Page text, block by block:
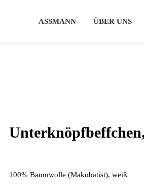
ASSMANN ÜBER UNS
100% Baumwolle (Makobatist), weiß